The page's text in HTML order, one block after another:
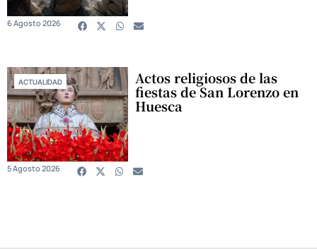
6 Agosto 2026
ACTUALIDAD Actos religiosos de las
fiestas de San Lorenzo en
Huesca
5 Agosto 2026